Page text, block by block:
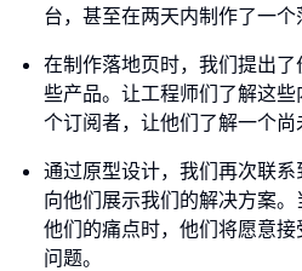
台，甚至在两天内制作了一个
在制作落地页时，我们提出
些产品。让工程师们了解这
个订阅者，让他们了解一个尚
通过原型设计，我们再次联系
向他们展示我们的解决方案
他们的痛点时，他们将愿意
问题。